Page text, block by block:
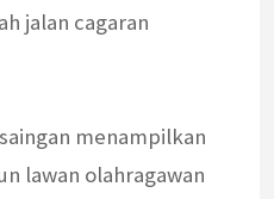
jalan cagaran
menampilkan
lawan olahragawan